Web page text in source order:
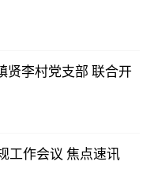
贤李村党支部 联合开
工作会议 焦点速讯